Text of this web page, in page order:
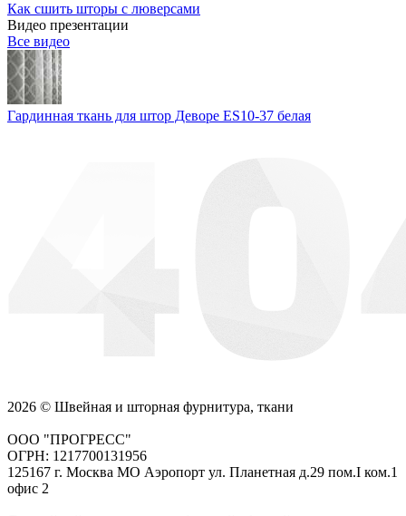
Как сшить шторы с люверсами
Видео презентации
Все видео
Гардинная ткань для штор Деворе ES10-37 белая
2026 © Швейная и шторная фурнитура, ткани
ООО "ПРОГРЕСС"
ОГРН: 1217700131956
125167 г. Москва МО Аэропорт ул. Планетная д.29 пом.I ком.1
офис 2